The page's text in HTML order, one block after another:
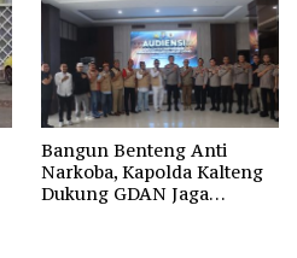
Bangun Benteng Anti
Narkoba, Kapolda Kalteng
Dukung GDAN Jaga